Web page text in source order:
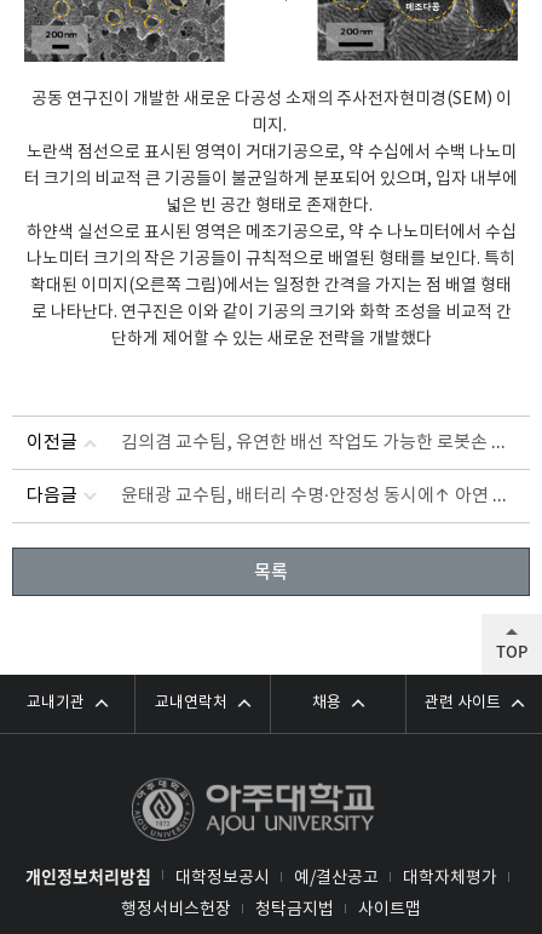
공동 연구진이 개발한 새로운 다공성 소재의 주사전자현미경(SEM) 이
미지.
노란색 점선으로 표시된 영역이 거대기공으로, 약 수십에서 수백 나노미
터 크기의 비교적 큰 기공들이 불균일하게 분포되어 있으며, 입자 내부에
넓은 빈 공간 형태로 존재한다.
하얀색 실선으로 표시된 영역은 메조기공으로, 약 수 나노미터에서 수십
나노미터 크기의 작은 기공들이 규칙적으로 배열된 형태를 보인다. 특히
확대된 이미지(오른쪽 그림)에서는 일정한 간격을 가지는 점 배열 형태
로 나타난다. 연구진은 이와 같이 기공의 크기와 화학 조성을 비교적 간
단하게 제어할 수 있는 새로운 전략을 개발했다
이전글 김의겸 교수팀, 유연한 배선 작업도 가능한 로봇손 개발
다음글 윤태광 교수팀, 배터리 수명·안정성 동시에↑ 아연 금속 설계 기술 개발
목록
교내기관 교내연락처 채용 관련 사이트
개인정보처리방침 대학정보공시 예/결산공고
대학자체평가
행정서비스헌장
청탁금지법 사이트맵
TOP